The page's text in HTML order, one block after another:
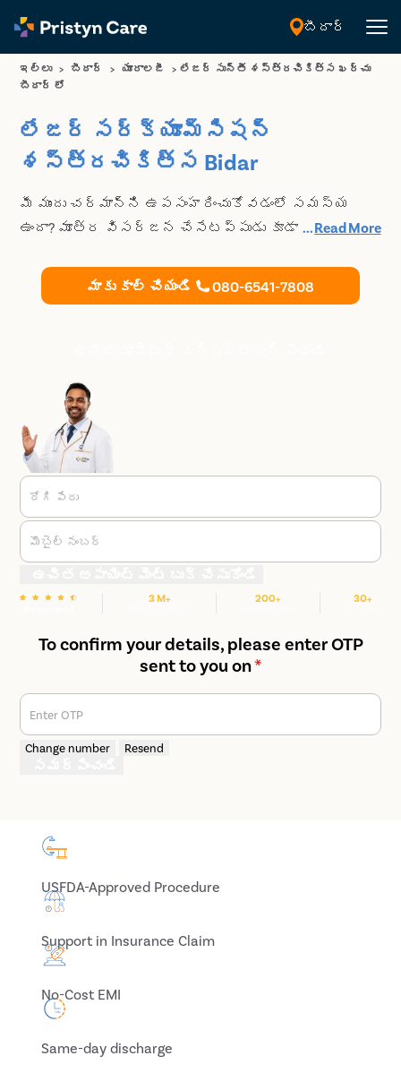
తెలుగు
బీదార్
ఇల్లు > బీదార్ > యూరాలజీ > లేజర్ సున్తీ శస్త్రచికిత్స ఖర్చు
బీదార్ లో
లేజర్ సర్క్యూమ్సిషన్
శస్త్రచికిత్స Bidar
మీ ముందు చర్మాన్ని ఉపసంహరించుకోవడంలో సమస్య
ఉందా? మూత్ర విసర్జన చేసేటప్పుడు కూడా మీ పురుషాంగం
ఉండవచ్చు. ప్రైవేట్ సంప్రదింపుల కోసం మా నిపుణుడు
మరియు అధిక శిక్షణ పొందిన యూరాలజిస్టులను
ఉన్నవి.
...Read More
మాకు కాల్ చేయండి 080-6541-7808
రోగి పేరు
మొబైల్ నంబర్
3 M+ 200+ 30+
To confirm your details, please enter OTP
sent to you on*
Enter OTP
Change number Resend
USFDA-Approved Procedure
Support in Insurance Claim
No-Cost EMI
Same-day discharge